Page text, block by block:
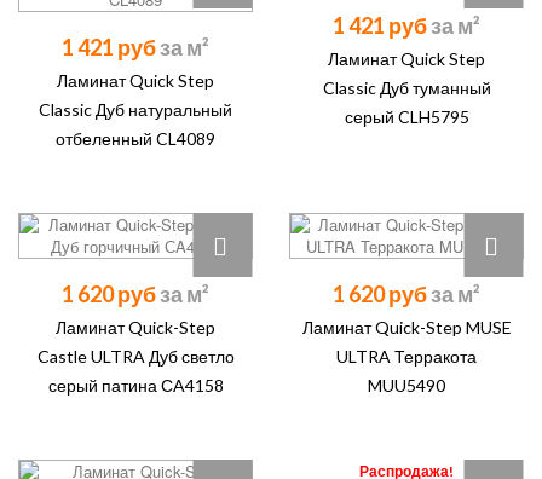
1 421 руб
Ламинат Quick Step
Classic Дуб натуральный
отбеленный CL4089
1 421 руб
Ламинат Quick Step
Classic Дуб туманный
серый CLH5795
1 620 руб
Ламинат Quick-Step
Castle ULTRA Дуб светло
серый патина СA4158
1 620 руб
Ламинат Quick-Step MUSE
ULTRA Терракота
MUU5490
Распродажа!